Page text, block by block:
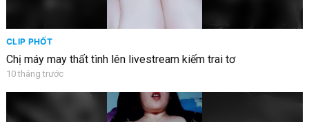
CLIP PHỐT
Chị máy may thất tình lên livestream kiếm trai tơ
10 tháng trước